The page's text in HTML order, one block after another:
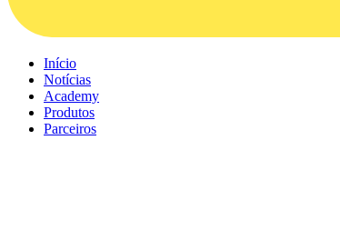
Início
Notícias
Academy
Produtos
Parceiros